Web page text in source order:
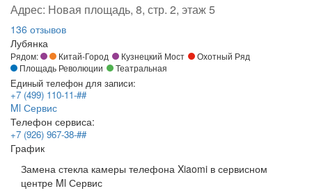
Адрес: Новая площадь, 8, стр. 2, этаж 5
136 отзывов
Лубянка
Рядом: Китай-Город Кузнецкий Мост
Охотный Ряд
Площадь Революции
Театральная
Единый телефон для записи:
+7 (499) 110-11-##
Ml Сервис
Телефон сервиса:
+7 (926) 967-38-##
График
Замена стекла камеры телефона Xiaomi в сервисном
центре Ml Сервис